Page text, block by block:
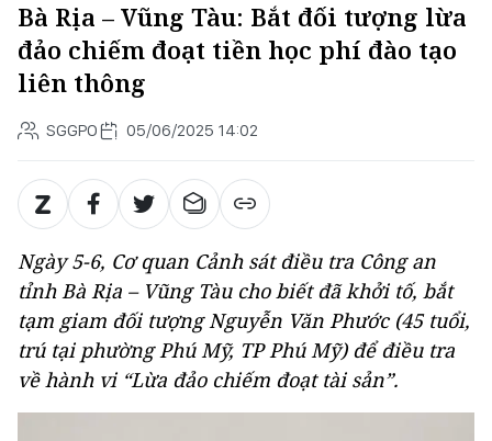
Bà Rịa – Vũng Tàu: Bắt đối tượng lừa
đảo chiếm đoạt tiền học phí đào tạo
liên thông
SGGPO 05/06/2025 14:02
Ngày 5-6, Cơ quan Cảnh sát điều tra Công an
tỉnh Bà Rịa – Vũng Tàu cho biết đã khởi tố, bắt
tạm giam đối tượng Nguyễn Văn Phước (45 tuổi,
trú tại phường Phú Mỹ, TP Phú Mỹ) để điều tra
về hành vi “Lừa đảo chiếm đoạt tài sản”.